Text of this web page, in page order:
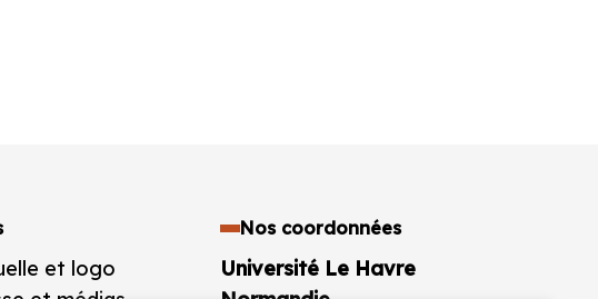
et logo
Nos coordonnées
Université Le Havre